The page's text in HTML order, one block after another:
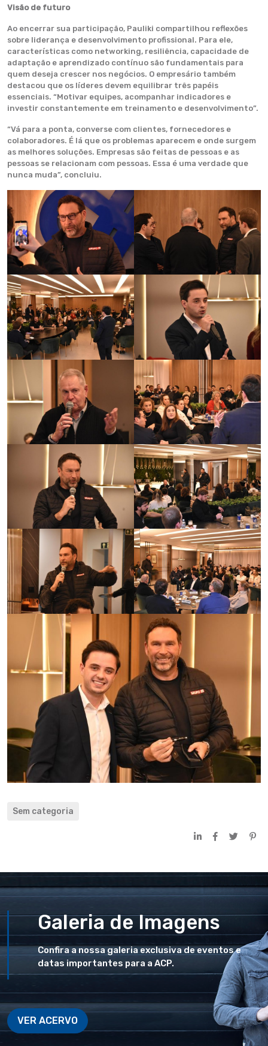
Visão de futuro
Ao encerrar sua participação, Pauliki compartilhou reflexões
sobre liderança e desenvolvimento profissional. Para ele,
características como networking, resiliência, capacidade de
adaptação e aprendizado contínuo são fundamentais para
quem deseja crescer nos negócios. O empresário também
destacou que os líderes devem equilibrar três papéis
essenciais. “Motivar equipes, acompanhar indicadores e
investir constantemente em treinamento e desenvolvimento”.
“Vá para a ponta, converse com clientes, fornecedores e
colaboradores. É lá que os problemas aparecem e onde surgem
as melhores soluções. Empresas são feitas de pessoas e as
pessoas se relacionam com pessoas. Essa é uma verdade que
nunca muda”, concluiu.
Sem categoria
Galeria de Imagens
Confira a nossa galeria exclusiva de eventos e
datas importantes para a ACP.
VER ACERVO